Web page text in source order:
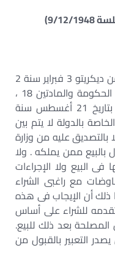
2 – مفاد نصوص المادة السادسة من ديكريتو 3 فبراير سنة 2
89 1 بشأن ضريبة ما يباع من أطيان الحكومة والمادتين 18 ،
19 من منشور نظارة المالية الصادر بتاريخ 21 أغسطس سنة
بالدولة لا يتم بين
بالتصديق عليه من وزارة
بالبيع ممن يملكه . ولا
البيع ولا الإجراءات
مع راغبى الشراء
ذلك أن الإيجاب فى هذه
للشراء على أساس
بعد ذلك للبيع.
التعبير بالقبول من